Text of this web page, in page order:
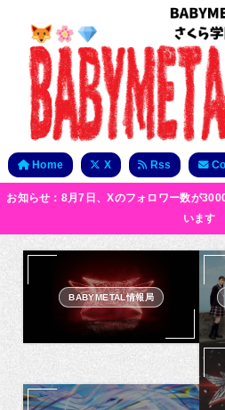
Home X Rss
お知らせ：8月7日、Xのフォロワー数が
います
BABYMETAL情報局